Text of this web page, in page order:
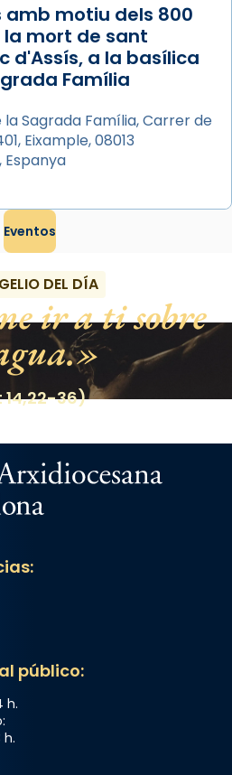
amb motiu dels 800
la mort de sant
d'Assís, a la basílica
Família
la Sagrada Família, Carrer de
Eixample, 08013
Espanya
Eventos
DEL DÍA
ir a ti sobre
14,22-36)
Cristiana
público:
h.
h.